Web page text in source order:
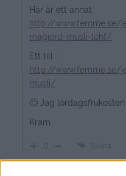
Här är ett annat:
http://www.femme.se/
magjord-musli-lchf/
Ett till :
http://www.femme.se/
musli/
🙂 Jag
Kram
Svara